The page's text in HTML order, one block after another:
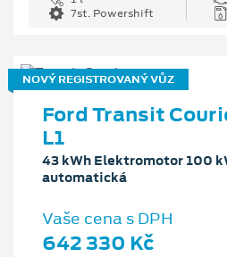
7st. Powershift
NOVÝ REGISTROVANÝ VŮZ
Ford Transit
L1
43 kWh Elektromotor 100
automatická
Vaše cena s DPH
642 330 Kč